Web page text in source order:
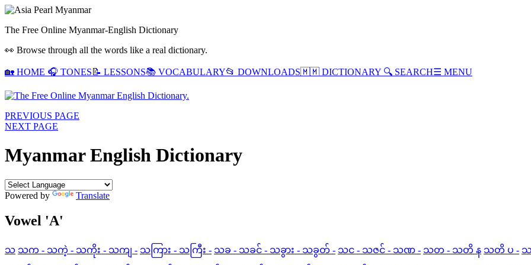
The Free Online Myanmar-English Dictionary
👀 Browse through all the words like a real dictionary.
🏡 HOME 🎧 TONES 📝 LESSONS📚 VOCABULARY📂 DOWNLOADS🇲🇲 DICTIONARY 🔍 SEARCH☰ MENU
PREVIOUS PAGE
NEXT PAGE
Myanmar English Dictionary
Powered by Translate
Vowel 'A'
သ သက - သကဲ့ - သကိုး - သကျ - သကြား - သကြီး - သခ - သခင် - သခွား - သခွတ် - သင - သဇင် - သဏ - သတ - သတိ န သတိ ပ -